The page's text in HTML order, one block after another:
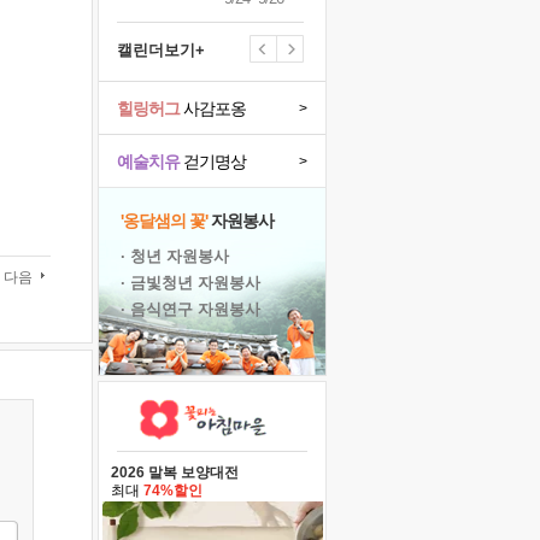
다음
캘린더보기+
예술치유걷기명상 >
힐링허그사감포옹 >
'옹달샘의 꽃'자원봉사
· 청년 자원봉사
· 금빛청년 자원봉사
· 음식연구 자원봉사
2026 말복 보양대전
최대 74%할인